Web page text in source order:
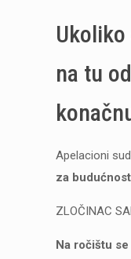
na tu
Apelacioni
za
ZLOČINAC
Na ročištu